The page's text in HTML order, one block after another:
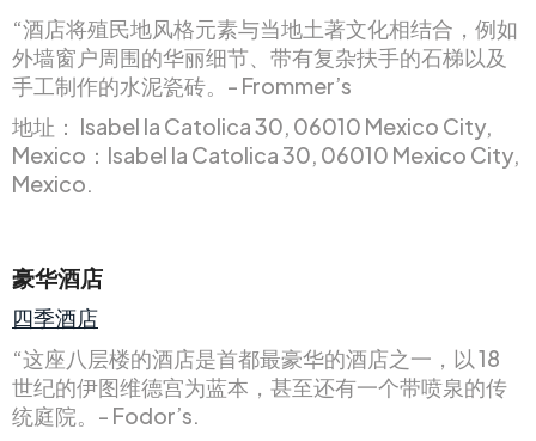
“酒店将殖民地风格元素与当地土著文化相结合，例如
外墙窗户周围的华丽细节、带有复杂扶手的石梯以及
手工制作的水泥瓷砖。- Frommer’s
地址： Isabel la Catolica 30, 06010 Mexico City,
Mexico：Isabel la Catolica 30, 06010 Mexico City,
Mexico.
豪华酒店
四季酒店
“这座八层楼的酒店是首都最豪华的酒店之一，以 18
世纪的伊图维德宫为蓝本，甚至还有一个带喷泉的传
统庭院。- Fodor’s.